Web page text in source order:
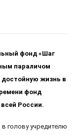
фонд «Шаг
параличом
достойную жизнь в
фонд
России.
голову учредителю